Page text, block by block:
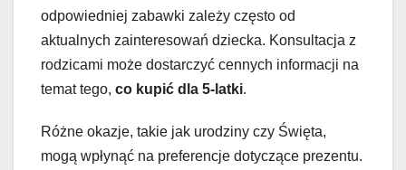
odpowiedniej zabawki zależy często od
aktualnych zainteresowań dziecka. Konsultacja z
rodzicami może dostarczyć cennych informacji na
temat tego, co kupić dla 5-latki.
Różne okazje, takie jak urodziny czy Święta,
mogą wpłynąć na preferencje dotyczące prezentu.